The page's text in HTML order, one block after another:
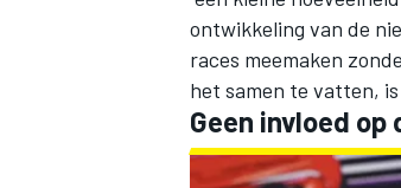
ontwikkeling van de
races meemaken
het samen te vatten,
Geen invloed